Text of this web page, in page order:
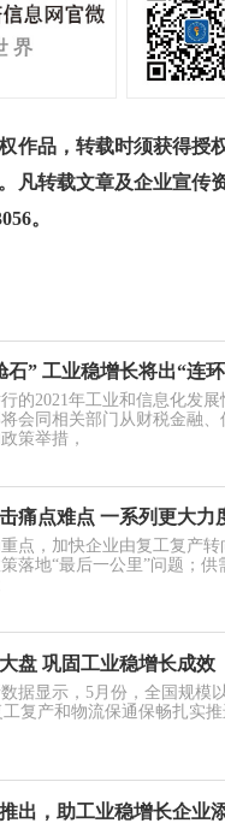
品，转载时须获得授
凡转载文章及企业宣传
。
石” 工业稳增长将出“连
的2021年工业和信息化发
会同相关部门从财税金融
策举措，
痛点难点 一系列更大力
点，加快企业由复工复产
落地“最后一公里”问题；
盘 巩固工业稳增长成效
据显示，5月份，全国规模
复产和物流保通保畅扎实
出，助工业稳增长企业